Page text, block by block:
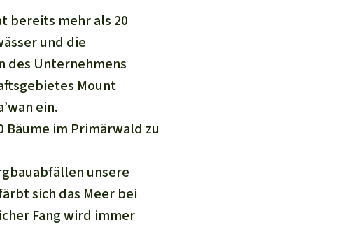
bereits mehr als 20
und die
des Unternehmens
Mount
ein.
Bäume im Primärwald zu
unsere
sich das Meer bei
Fang wird immer